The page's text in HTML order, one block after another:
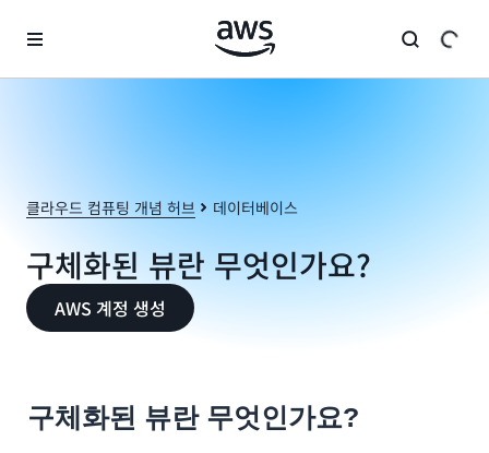
클라우드 컴퓨팅 개념 허브 데이터베이스
구체화된 뷰란 무엇인가요?
AWS 계정 생성
구체화된 뷰란 무엇인가요?